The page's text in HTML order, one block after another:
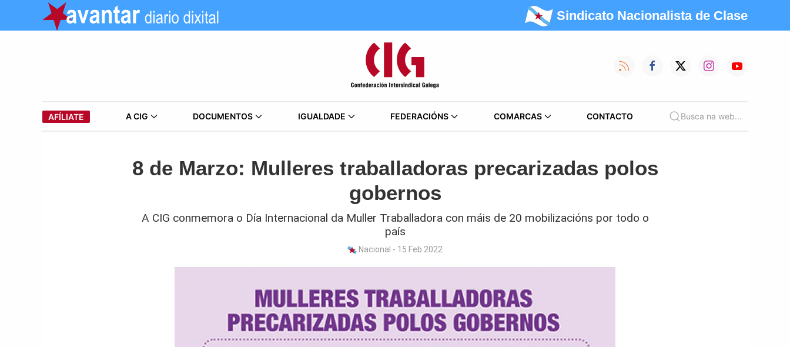
Sindicato Nacionalista de Clase
AFÍLIATE A CIG DOCUMENTOS IGUALDADE FEDERACIÓNS COMARCAS CONTACTO Busca na web...
8 de Marzo: Mulleres traballadoras precarizadas polos
gobernos
A CIG conmemora o Día Internacional da Muller Traballadora con máis de 20 mobilizacións por todo o
país
Nacional - 15 Feb 2022